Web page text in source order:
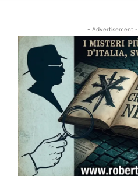
- Advertisement -